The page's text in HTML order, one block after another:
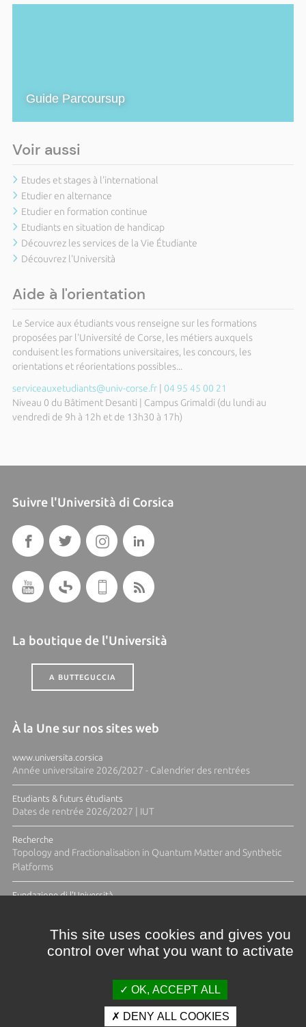
Guide Parcoursup
Voir aussi
Etudes et stages à l'international
Etudier en alternance
Etudier en formation continue
Etudiants en situation de handicap
Découvrez les services de la Vie Étudiante
Découvrez l'Università
Aide à l'orientation
Le Service aux étudiants vous renseigne sur les formations
proposées par l'Université de Corse, les métiers auxquels
conduisent les formations universitaires, les concours, les
orientations et réorientations possibles...
serviceauxetudiants@univ-corse.fr| 04 95 45 00 21
Niveau 0 du Bâtiment Desanti | Campus Grimaldi (du lundi au
vendredi de 9h à 12h et de 13h30 à 17h)
Suivre l'Università di Corsica
La boutique de l'Università
A BUTTEGUCCIA
À la Une sur nos sites web
www.universita.corsica
Année universitaire 2026/2027 - Calendrier des rentrées
Etudiants & futurs étudiants
Dates de rentrée 2026/2027 | IUT
Recherche
Topology and Fractionalisation in Quantum Matter and Synthetic
Platforms
Fundazione di l'Università
This site uses cookies and gives you
control over what you want to activate
OK, ACCEPT ALL
DENY ALL COOKIES